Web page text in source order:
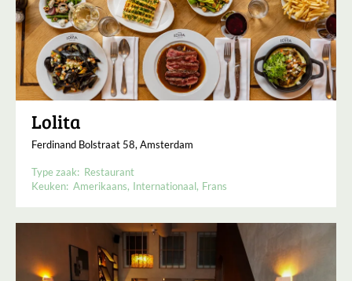
Lolita
Ferdinand Bolstraat 58, Amsterdam
Type zaak: Restaurant
Keuken: Amerikaans Internationaal Frans